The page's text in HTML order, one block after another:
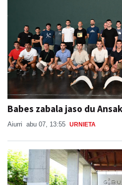
Babes zabala jaso du Ansak
Aiurri abu 07, 13:55 URNIETA